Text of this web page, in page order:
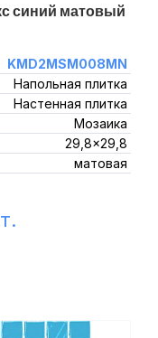
синий матовый
KMD2MSM008MN
Напольная плитка
Настенная плитка
Мозаика
29,8x29,8
матовая